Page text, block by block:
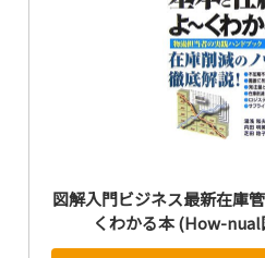
図解入門ビジネス最新在庫
くわかる本 (How-